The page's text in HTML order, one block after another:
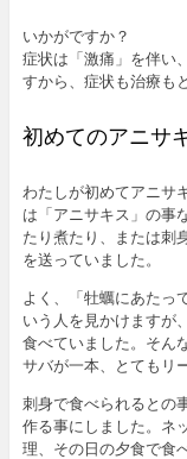
いかがですか？
症状は「激痛」を伴い
すから、症状も治療も
初めてのアニサ
わたしが初めてアニサ
は「アニサキス」の事
たり煮たり、または刺
を送っていました。
よく、「牡蠣にあたっ
いう人を見かけますが
食べていました。そん
サバが一本、とてもリ
刺身で食べられるとの
作る事にしました。ネ
理、その日の夕食で食